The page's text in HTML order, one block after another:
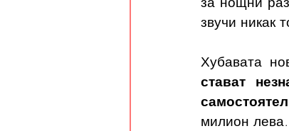
звучи никак
Хубавата
стават
милион